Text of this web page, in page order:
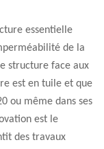
essentielle
de la
structure face aux
est en tuile et que
ou même dans ses
est le
des travaux